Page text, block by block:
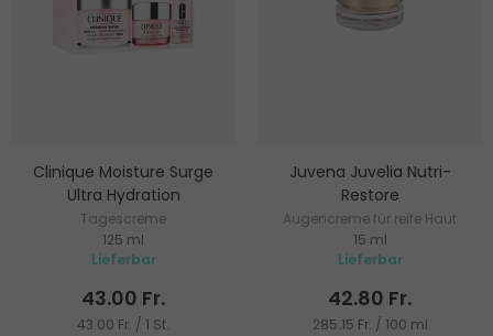
Clinique Moisture Surge
Ultra Hydration
Tagescreme
125 ml
Lieferbar
43.00 Fr.
43.00 Fr. / 1 St.
Juvena Juvelia Nutri-
Restore
Augencreme für reife Haut
15 ml
Lieferbar
42.80 Fr.
285.15 Fr. / 100 ml